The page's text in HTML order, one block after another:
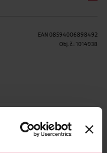
EAN 08594006898492
Obj. č.: 1014938